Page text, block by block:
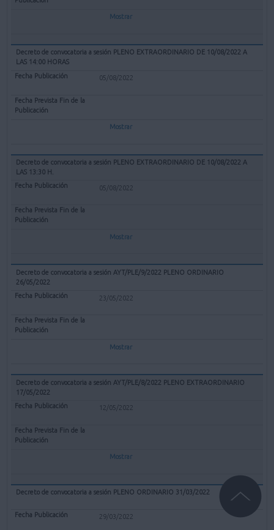
Mostrar
Decreto de convocatoria a sesión PLENO EXTRAORDINARIO DE 10/08/2022 A
LAS 14:00 HORAS
05/08/2022
Mostrar
Decreto de convocatoria a sesión PLENO EXTRAORDINARIO DE 10/08/2022 A
LAS 13:30 H.
05/08/2022
Mostrar
Decreto de convocatoria a sesión AYT/PLE/9/2022 PLENO ORDINARIO
26/05/2022
23/05/2022
Mostrar
Decreto de convocatoria a sesión AYT/PLE/8/2022 PLENO EXTRAORDINARIO
17/05/2022
12/05/2022
Mostrar
Decreto de convocatoria a sesión PLENO ORDINARIO 31/03/2022
29/03/2022